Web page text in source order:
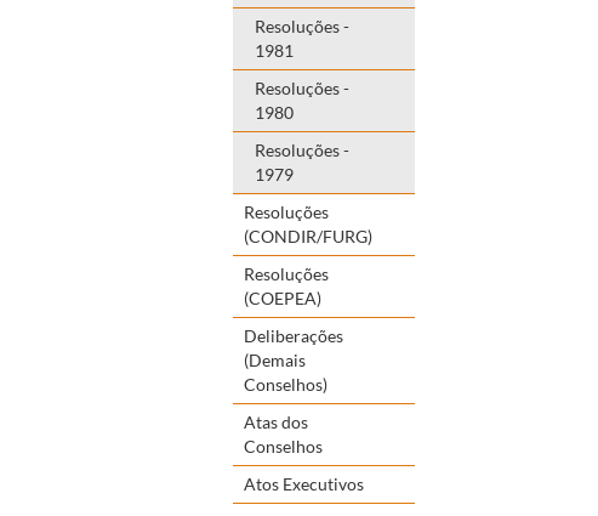
Resoluções -
1981
Resoluções -
1980
Resoluções -
1979
Resoluções
(CONDIR/FURG)
Resoluções
(COEPEA)
Deliberações
(Demais
Conselhos)
Atas dos
Conselhos
Atos Executivos